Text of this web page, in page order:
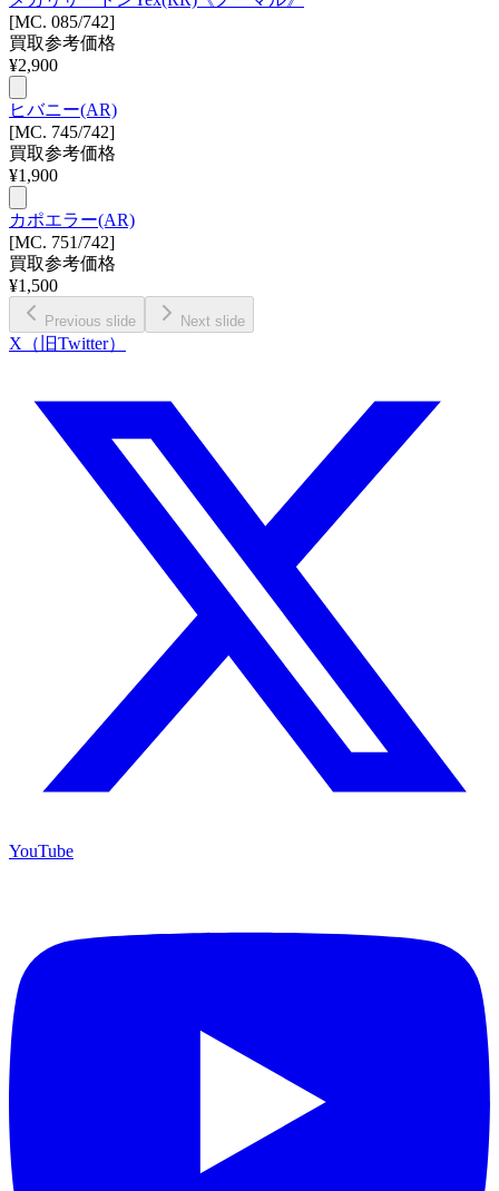
[MC. 085/742]
買取参考価格
¥2,900
ヒバニー(AR)
[MC. 745/742]
買取参考価格
¥1,900
カポエラー(AR)
[MC. 751/742]
買取参考価格
¥1,500
Previous slide Next slide
X（旧Twitter）
YouTube